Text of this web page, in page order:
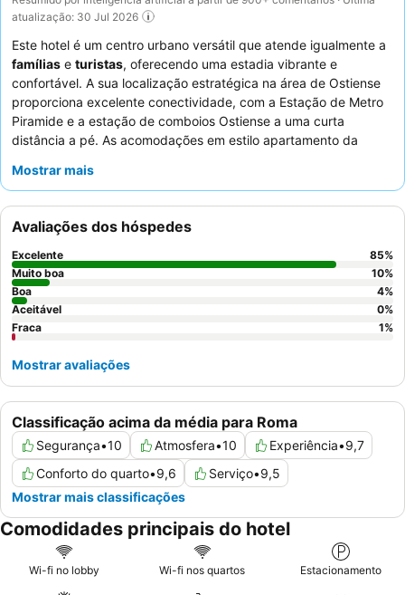
atualização: 30 Jul 2026
Este hotel é um centro urbano versátil que atende igualmente a
famílias e turistas, oferecendo uma estadia vibrante e
confortável. A sua localização estratégica na área de Ostiense
proporciona excelente conectividade, com a Estação de Metro
Piramide e a estação de comboios Ostiense a uma curta
distância a pé. As acomodações em estilo apartamento da
roupa, são ideais para estadias mais longas. Os hóspedes
delicioso e farto pequeno-almoço, sendo o
no quartoum destaque particular. Para uma experiência
verdadeiramente relaxante, considere descontrair no tranquilo
terraço no último piso
Mostrar mais
Classificação acima da média para Roma
Segurança•10 Atmosfera•10 Experiência•9,7
Conforto do quarto•9,6 Serviço•9,5
Mostrar mais classificações
Avaliações dos hóspedes
Excelente 85%
Muito boa
10%
Boa
4%
Aceitável
0%
Fraca
1%
Mostrar avaliações
Comodidades principais do hotel
Wi-fi no lobby Wi-fi nos quartos Estacionamento